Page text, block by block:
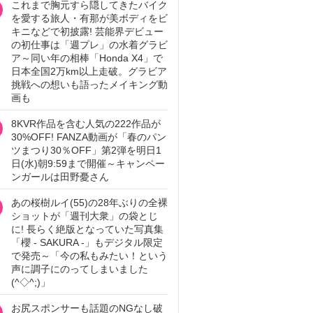
これまで胸元すら隠してきたバイク
を愛する旅人・有那が美ボディをビ
キニなどで初披露! 芸能界デビュー
の初仕事は「週プレ」の水着グラビ
ア～同い年の相棒「Honda X4」で
日本全国2万km以上走破。グラビア
挑戦への想いも語ったメイキング動
画も
8KVR作品を含む人気の222作品が
30%OFF! FANZA動画が「春のパン
ツまつり30％OFF」第2弾を明日1
日(水)朝9:59まで開催～キャンペー
ンガールは田野憂さん
あの桜樹ルイ(55)の28年ぶりの全裸
ショットが「週刊大衆」の袋とじ
に! 長らく絶版となっていた写真集
「櫻 - SAKURA -」もデジタル限定
で発売～「今の私もみたい！という
声に調子にのってしまいました
(^◇^;)」
お尻スポンサーも話題のNGなし破